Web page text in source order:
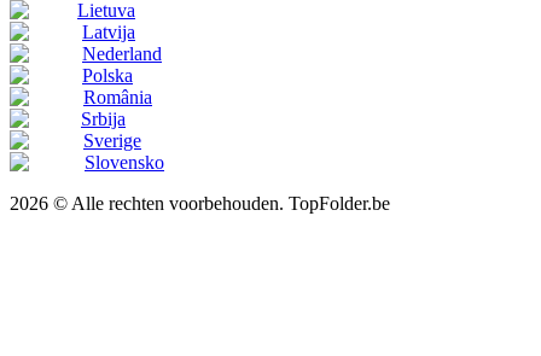
Lietuva
Latvija
Nederland
Polska
România
Srbija
Sverige
Slovensko
2026 © Alle rechten voorbehouden. TopFolder.be